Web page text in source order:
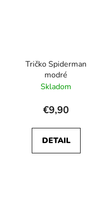
Tričko Spiderman
modré
Skladom
€9,90
DETAIL